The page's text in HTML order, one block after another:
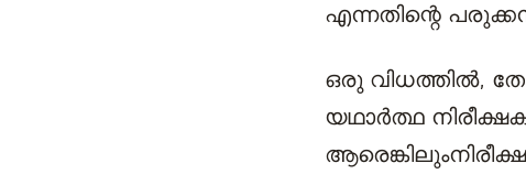
എന്നതിന്റെ
ഒരു വിധത്തിൽ,
യഥാർത്ഥ
ആരെങ്കിലും